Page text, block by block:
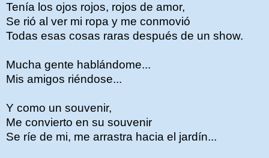
Tenía los ojos rojos, rojos de amor,
Se rió al ver mi ropa y me conmovió
Todas esas cosas raras después de un show.
Mucha gente hablándome...
Mis amigos riéndose...
Y como un souvenir,
Me convierto en su souvenir
Se ríe de mi, me arrastra hacia el jardín...